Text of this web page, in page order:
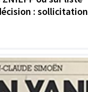
: sollicitation